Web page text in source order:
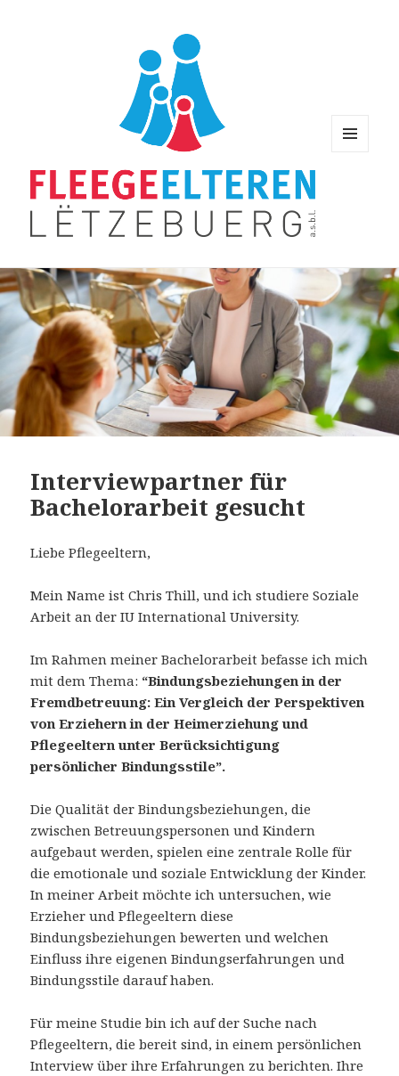
Interviewpartner für
Bachelorarbeit gesucht
Liebe Pflegeeltern,
Mein Name ist Chris Thill, und ich studiere Soziale
Arbeit an der IU International University.
Im Rahmen meiner Bachelorarbeit befasse ich mich
mit dem Thema: “Bindungsbeziehungen in der
Fremdbetreuung: Ein Vergleich der Perspektiven
von Erziehern in der Heimerziehung und
Pflegeeltern unter Berücksichtigung
persönlicher Bindungsstile”.
Die Qualität der Bindungsbeziehungen, die
zwischen Betreuungspersonen und Kindern
aufgebaut werden, spielen eine zentrale Rolle für
die emotionale und soziale Entwicklung der Kinder.
In meiner Arbeit möchte ich untersuchen, wie
Erzieher und Pflegeeltern diese
Bindungsbeziehungen bewerten und welchen
Einfluss ihre eigenen Bindungserfahrungen und
Bindungsstile darauf haben.
Für meine Studie bin ich auf der Suche nach
Pflegeeltern, die bereit sind, in einem persönlichen
Interview über ihre Erfahrungen zu berichten. Ihre